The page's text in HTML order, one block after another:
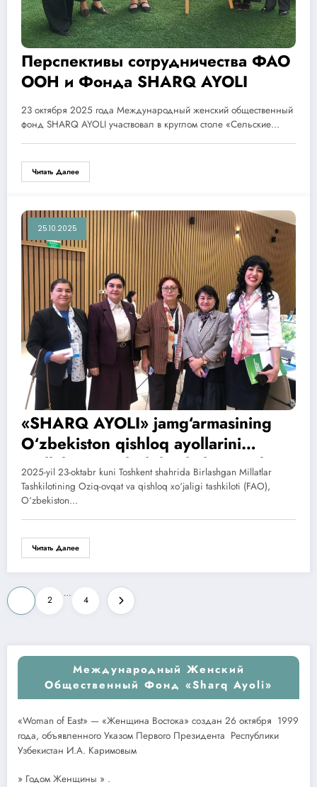
Перспективы сотрудничества ФАО
ООН и Фонда SHARQ AYOLI
23 октября 2025 года Международный женский общественный
фонд SHARQ AYOLI участвовал в круглом столе «Сельские…
Читать Далее
25.10.2025
«SHARQ AYOLI» jamg‘armasining
O‘zbekiston qishloq ayollarini
qo‘llab-quvvatlash loyihalari tajribasi
2025-yil 23-oktabr kuni Toshkent shahrida Birlashgan Millatlar
Tashkilotining Oziq-ovqat va qishloq xo‘jaligi tashkiloti (FAO),
O‘zbekiston…
Читать Далее
Пагинация
записей
2
…
4
Международный Женский
Общественный Фонд «Sharq Ayoli»
«Woman of East» — «Женщина Востока» создан 26 октября 1999
года, объявленного Указом Первого Президента Республики
Узбекистан И.А. Каримовым
» Годом Женщины » .